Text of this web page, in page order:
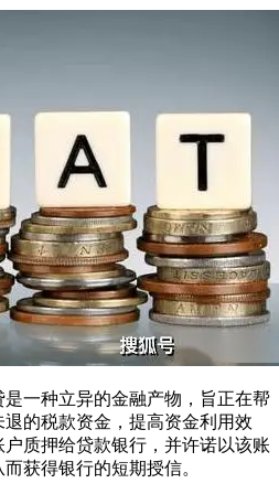
一种立异的金融产物，旨正在帮
的税款资金，提高资金利用效
质押给贷款银行，并许诺以该账
获得银行的短期授信。